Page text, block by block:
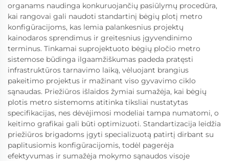
organams naudinga konkuruojančių pasiūlymų procedūra,
kai rangovai gali naudoti standartinį bėgių plotį metro
konfigūracijoms, kas lemia palankesnius projektų
kainodaros sprendimus ir greitesnius įgyvendinimo
terminus. Tinkamai suprojektuoto bėgių pločio metro
sistemose būdinga ilgaamžiškumas padeda pratęsti
infrastruktūros tarnavimo laiką, vėluojant brangius
pakeitimo projektus ir mažinant viso gyvavimo ciklo
sąnaudas. Priežiūros išlaidos žymiai sumažėja, kai bėgių
plotis metro sistemoms atitinka tiksliai nustatytas
specifikacijas, nes dėvėjimosi modeliai tampa numatomi, o
keitimo grafikai gali būti optimizuoti. Standartizacija leidžia
priežiūros brigadoms įgyti specializuotą patirtį dirbant su
paplitusiomis konfigūracijomis, todėl pagerėja
efektyvumas ir sumažėja mokymo sąnaudos visoje